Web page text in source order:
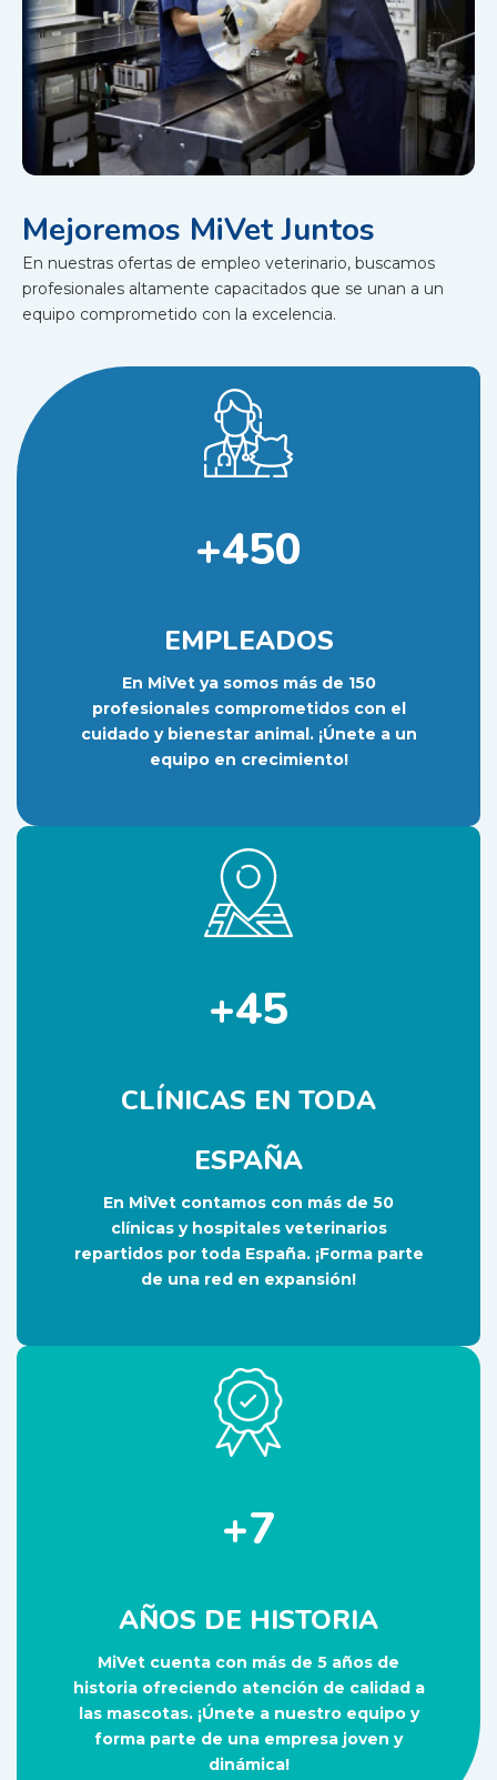
Mejoremos MiVet Juntos
En nuestras ofertas de empleo veterinario, buscamos
profesionales altamente capacitados que se unan a un
equipo comprometido con la excelencia.
+450
EMPLEADOS
En MiVet ya somos más de 150
profesionales comprometidos con el
cuidado y bienestar animal. ¡Únete a un
equipo en crecimiento!
+45
CLÍNICAS EN TODA
ESPAÑA
En MiVet contamos con más de 50
clínicas y hospitales veterinarios
repartidos por toda España. ¡Forma parte
de una red en expansión!
+7
AÑOS DE HISTORIA
MiVet cuenta con más de 5 años de
historia ofreciendo atención de calidad a
las mascotas. ¡Únete a nuestro equipo y
forma parte de una empresa joven y
dinámica!